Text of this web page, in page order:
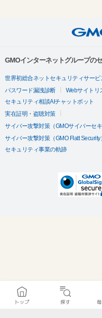
GMOインターネットグループの
世界初総合ネットセキュリティサービ
パスワード漏洩診断
Webサイトリ
セキュリティ相談AIチャットボット
実在証明・盗聴対策
サイバー攻撃対策（GMOサイバーセ
サイバー攻撃対策（GMO Flatt Security
セキュリティ事業の軌跡
トップ 探す